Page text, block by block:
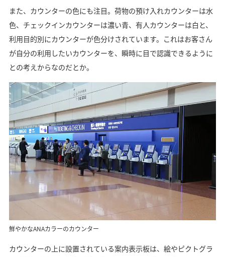
また、カウンターの色にも注目。荷物の預け入れカウンターは水
色、チェックインカウンターは濃い青、有人カウンターは白と、
利用目的別にカウンターが色分けされています。これはお客さん
が自分の利用したいカウンターを、瞬時に目で認識できるように
との考えからなのだとか。
鮮やかなANAカラーのカウンター
カウンターの上に設置されている案内表示板は、絵やピクトグラ